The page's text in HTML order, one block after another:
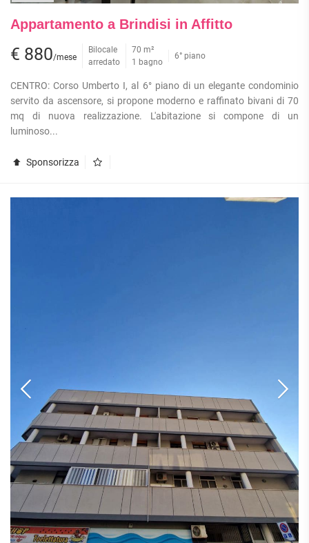
Appartamento a Brindisi in Affitto
€ 880/mese
Bilocale
arredato
70 m²
1 bagno
6° piano
CENTRO: Corso Umberto I, al 6° piano di un elegante condominio
servito da ascensore, si propone moderno e raffinato bivani di 70
mq di nuova realizzazione. L'abitazione si compone di un
luminoso...
Sponsorizza